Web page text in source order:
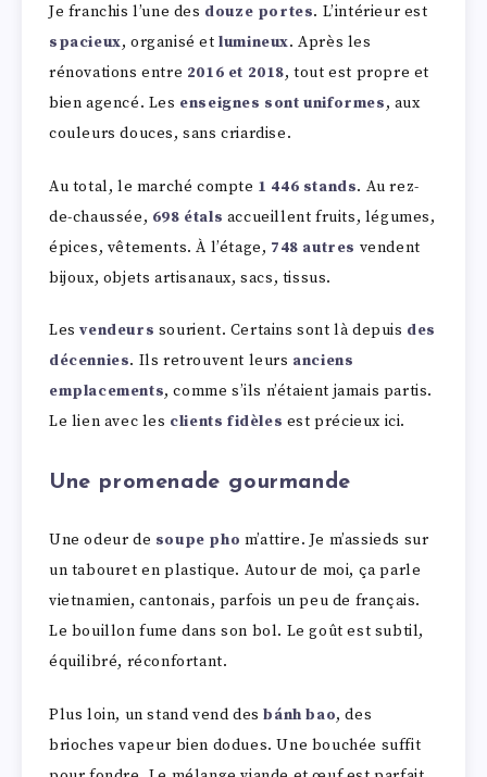
Je franchis l’une des douze portes. L’intérieur est
spacieux, organisé etlumineux. Après les
rénovations entre 2016 et 2018, tout est propre et
bien agencé. Les enseignes sont uniformes, aux
couleurs douces, sans criardise.
Au total, le marché compte 1 446 stands. Au rez-
de-chaussée, 698 étals accueillent fruits, légumes,
épices, vêtements. À l’étage, 748 autres vendent
bijoux, objets artisanaux, sacs, tissus.
Lesvendeurs sourient. Certains sont là depuis des
décennies. Ils retrouvent leurs anciens
emplacements, comme s’ils n’étaient jamais partis.
Le lien avec les clients fidèles est précieux ici.
Une promenade gourmande
Une odeur de soupe pho m’attire. Je m’assieds sur
un tabouret en plastique. Autour de moi, ça parle
vietnamien, cantonais, parfois un peu de français.
Le bouillon fume dans son bol. Le goût est subtil,
équilibré, réconfortant.
Plus loin, un stand vend desbánh bao, des
brioches vapeur bien dodues. Une bouchée suffit